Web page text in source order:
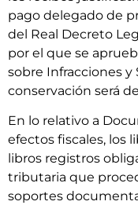
pago delegado de
del Real Decreto
por el que se
sobre Infracciones y
conservación será
En lo relativo a
efectos fiscales, los
libros registros
tributaria que
soportes